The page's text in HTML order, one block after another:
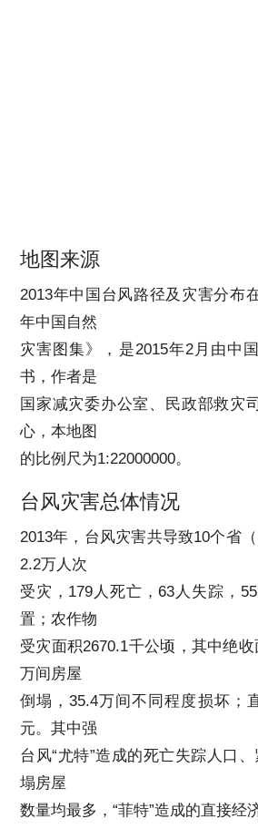
地图来源
2013年中国台风路径及灾害分布
年中国自然
灾害图集》，是2015年2月由中
书，作者是
国家减灾委办公室、民政部救灾
心，本地图
的比例尺为1:22000000。
台风灾害总体情况
2013年，台风灾害共导致10个省
2.2万人次
受灾，179人死亡，63人失踪，
置；农作物
受灾面积2670.1千公顷，其中绝
万间房屋
倒塌，35.4万间不同程度损坏；
元。其中强
台风“尤特”造成的死亡失踪人口
塌房屋
数量均最多，“菲特”造成的直接经